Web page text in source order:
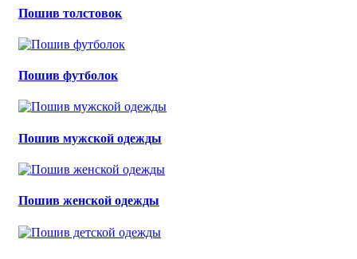
Пошив толстовок
Пошив футболок
Пошив мужской одежды
Пошив женской одежды